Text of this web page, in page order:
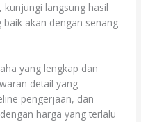
langsung hasil
akan dengan senang
yang lengkap dan
detail yang
pengerjaan, dan
harga yang terlalu